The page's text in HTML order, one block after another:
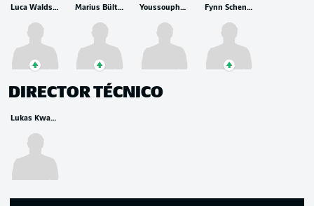
Luca Waldschmidt Marius Bülter Youssoupha Niang Fynn Schenten
DIRECTOR TÉCNICO
Lukas Kwasniok